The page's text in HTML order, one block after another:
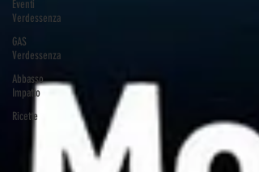
Eventi
Verdessenza
GAS
Verdessenza
Abbasso
Impatto
Ricette